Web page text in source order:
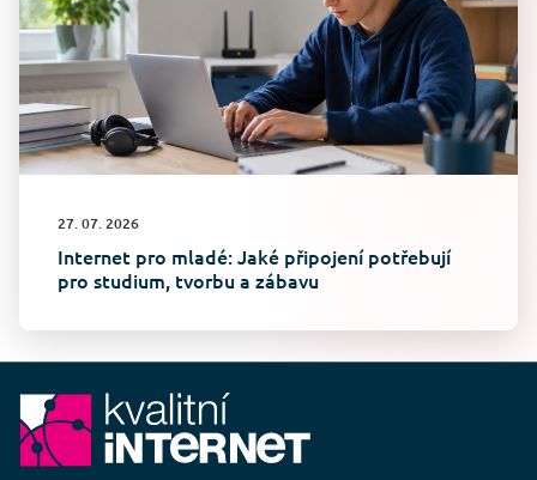
27. 07. 2026
Internet pro mladé: Jaké připojení potřebují
pro studium, tvorbu a zábavu